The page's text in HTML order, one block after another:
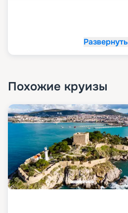
Развернуть
Похожие круизы